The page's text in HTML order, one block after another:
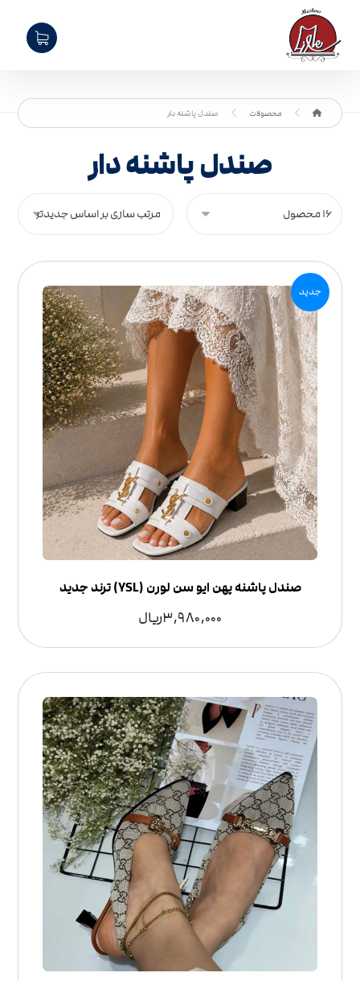
محصولات صندل پاشنه دار
صندل پاشنه دار
صندل پاشنه پهن ایو سن لورن (YSL) ترند جدید
3,980,000ریال
جدید